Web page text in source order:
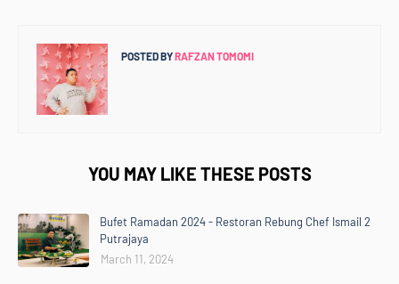
POSTED BYRAFZAN TOMOMI
YOU MAY LIKE THESE POSTS
Bufet Ramadan 2024 - Restoran Rebung Chef Ismail 2
Putrajaya
March 11, 2024